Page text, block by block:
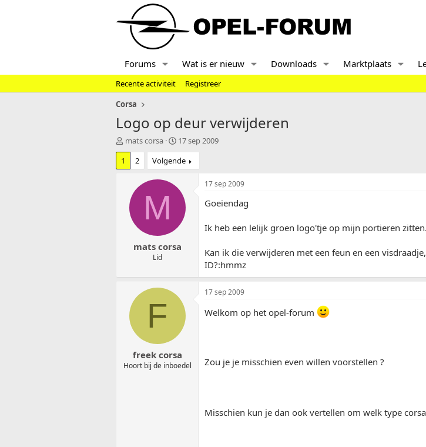
Forums Wat is er nieuw Downloads Marktplaats
Recente activiteit
Registreer
Corsa
Logo op deur verwijderen
T
o
i
mats corsa
S
a
r
d
u
17 sep 2009
1
2 Volgende
M
mats corsa
Lid
17 sep 2009
Goeiendag
Ik heb een lelijk groen logo'tje op mijn portieren zitten.
Kan ik die verwijderen met een feun en een
ID?:hmmz
F
freek corsa
Hoort bij de inboedel
17 sep 2009
Welkom op het opel-forum
Zou je je misschien even willen voorstellen ?
Misschien kun je dan ook vertellen om welk type